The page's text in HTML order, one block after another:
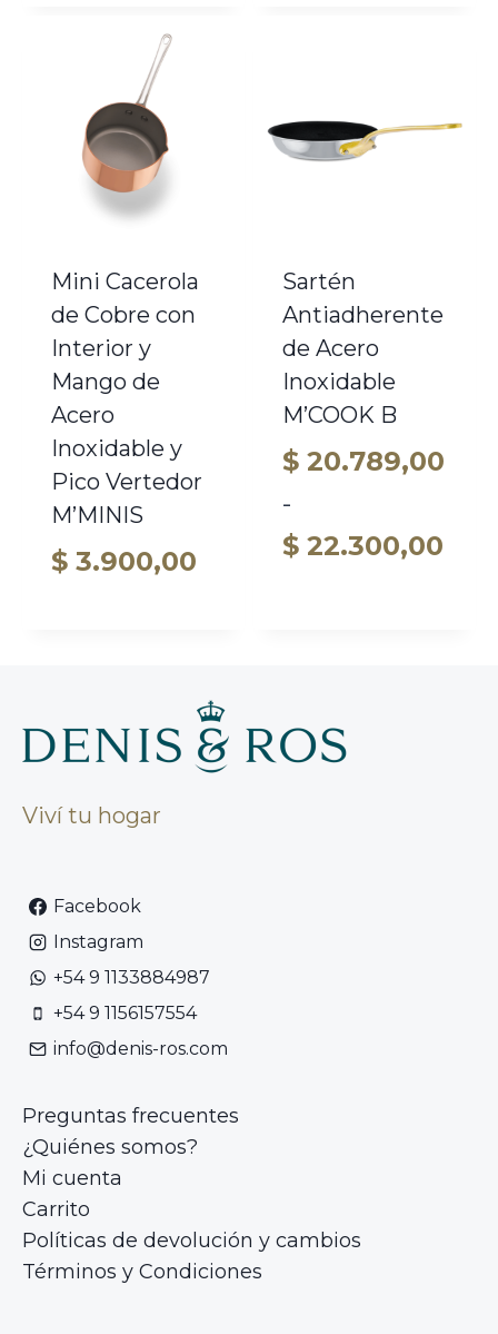
Mini Cacerola
de Cobre con
Interior y
Mango de
Acero
Inoxidable y
Pico Vertedor
M’MINIS
$ 3.900,00
Sartén
Antiadherente
de Acero
Inoxidable
M’COOK B
$ 20.789,00
-
$ 22.300,00
Viví tu hogar
Facebook
Instagram
+54 9 1133884987
+54 9 1156157554
info@denis-ros.com
Preguntas frecuentes
¿Quiénes somos?
Mi cuenta
Carrito
Políticas de devolución y cambios
Términos y Condiciones